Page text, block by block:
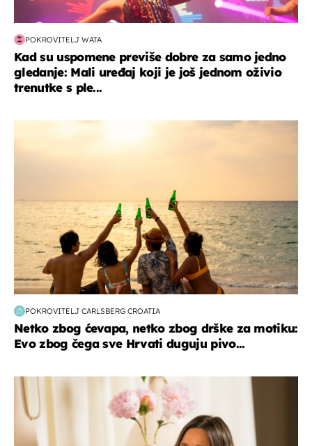
POKROVITELJ WATA
Kad su uspomene previše dobre za samo jedno
gledanje: Mali uređaj koji je još jednom oživio
trenutke s ple...
POKROVITELJ CARLSBERG CROATIA
Netko zbog ćevapa, netko zbog drške za motiku:
Evo zbog čega sve Hrvati duguju pivo...
moda & ljepota